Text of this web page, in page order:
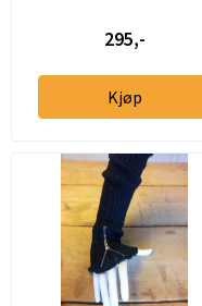
295,-
Kjøp